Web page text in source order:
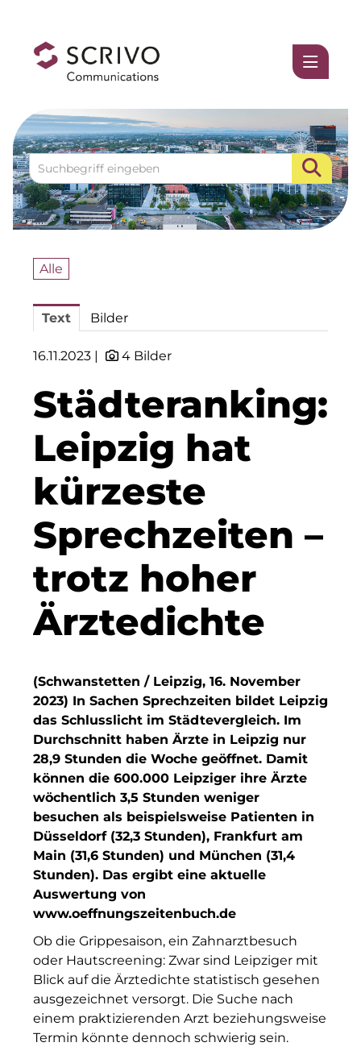
Medienmitteilungen
1337UGC
www.einfach-sparsam.de
ACCUMULATA
Accumulata Operations (AOP)
Allgemeine SÜDBODEN
BHB Unternehmensgruppe
City 1 Group
Clean Intralogistics Net (CIN)
Clean Power Net (CPN)
Dennis Hoppa
CSMM
DEGIV
Die Macherei
Die Werkbank IT GmbH
Docunite
Eventnet
F4 Immobilien GmbH
Finanzchef24
Frameworks
Gemeinde Hallbergmoos
Gemeinde Taufkirchen
Gesangskollektiv Michael Ritter
H2Global
Hallberger Kultursommer
HERZOG MAX
Alle
Text Bilder
16.11.2023 | 4 Bilder
Städteranking:
Leipzig hat
kürzeste
Sprechzeiten –
trotz hoher
Ärztedichte
(Schwanstetten / Leipzig, 16. November
2023) In Sachen Sprechzeiten bildet Leipzig
das Schlusslicht im Städtevergleich. Im
Durchschnitt haben Ärzte in Leipzig nur
28,9 Stunden die Woche geöffnet. Damit
können die 600.000 Leipziger ihre Ärzte
wöchentlich 3,5 Stunden weniger
besuchen als beispielsweise Patienten in
Düsseldorf (32,3 Stunden), Frankfurt am
Main (31,6 Stunden) und München (31,4
Stunden). Das ergibt eine aktuelle
Auswertung von
www.oeffnungszeitenbuch.de
Ob die Grippesaison, ein Zahnarztbesuch
oder Hautscreening: Zwar sind Leipziger mit
Blick auf die Ärztedichte statistisch gesehen
ausgezeichnet versorgt. Die Suche nach
einem praktizierenden Arzt beziehungsweise
Termin könnte dennoch schwierig sein.